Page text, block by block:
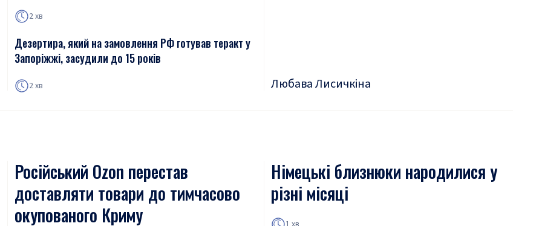
2 хв
Дезертира, який на замовлення РФ готував теракт у
Запоріжжі, засудили до 15 років
2 хв Любава Лисичкіна
Російський Ozon перестав
доставляти товари до тимчасово
окупованого Криму
Німецькі близнюки народилися у
різні місяці